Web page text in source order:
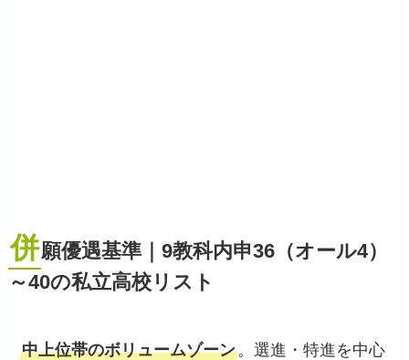
併願優遇基準｜9教科内申36（オール4）
～40の私立高校リスト
中上位帯のボリュームゾーン。選進・特進を中心